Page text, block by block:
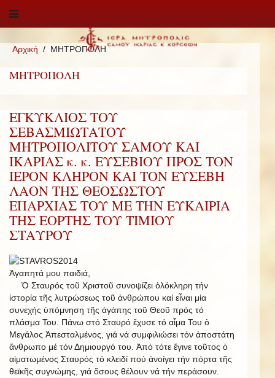
Αρχική ΜΗΤΡΟΠΟΛΗ
ΜΗΤΡΟΠΟΛΗ
ΕΓΚΥΚΛΙΟΣ ΤΟΥ
ΣΕΒΑΣΜΙΩΤΑΤΟΥ
ΜΗΤΡΟΠΟΛΙΤΟΥ ΣΑΜΟΥ ΚΑΙ
ΙΚΑΡΙΑΣ κ. κ. ΕΥΣΕΒΙΟΥ ΠΡΟΣ ΤΟΝ
ΙΕΡΟΝ ΚΛΗΡΟΝ ΚΑΙ ΤΟΝ ΕΥΣΕΒΗ
ΛΑΟΝ ΤΗΣ ΘΕΟΣΩΣΤΟΥ
ΕΠΑΡΧΙΑΣ ΤΟΥ ΜΕ ΤΗΝ ΕΥΚΑΙΡΙΑ
ΤΗΣ ΕΟΡΤΗΣ ΤΟΥ ΤΙΜΙΟΥ
ΣΤΑΥΡΟΥ
Ἀγαπητά μου παιδιά,
Ὁ Σταυρός τοῦ Χριστοῦ συνοψίζει ὁλόκληρη τήν
ἱστορία τῆς λυτρώσεως τοῦ ἀνθρώπου καί εἶναι μία
συνεχής ὑπόμνηση τῆς ἀγάπης τοῦ Θεοῦ πρός τό
πλάσμα Του. Πάνω στό Σταυρό ἔχυσε τό αἷμα Του ὁ
Μεγάλος Ἀπεσταλμένος, γιά νά συμφιλιώσει τόν ἀποστάτη
ἄνθρωπο μέ τόν Δημιουργό του. Ἀπό τότε ἔγινε τοῦτος ὁ
αἱματωμένος Σταυρός τό κλειδί πού ἀνοίγει τήν πόρτα τῆς
θεϊκῆς συγνώμης, γιά ὅσους θέλουν νά τήν περάσουν.